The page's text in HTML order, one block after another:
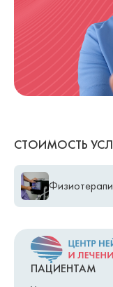
СТОИМОСТЬ
A19.24.001.001.003
45 минут Велижанин В.В.
A19.24.001.001.003
ПАЦИЕНТАМ